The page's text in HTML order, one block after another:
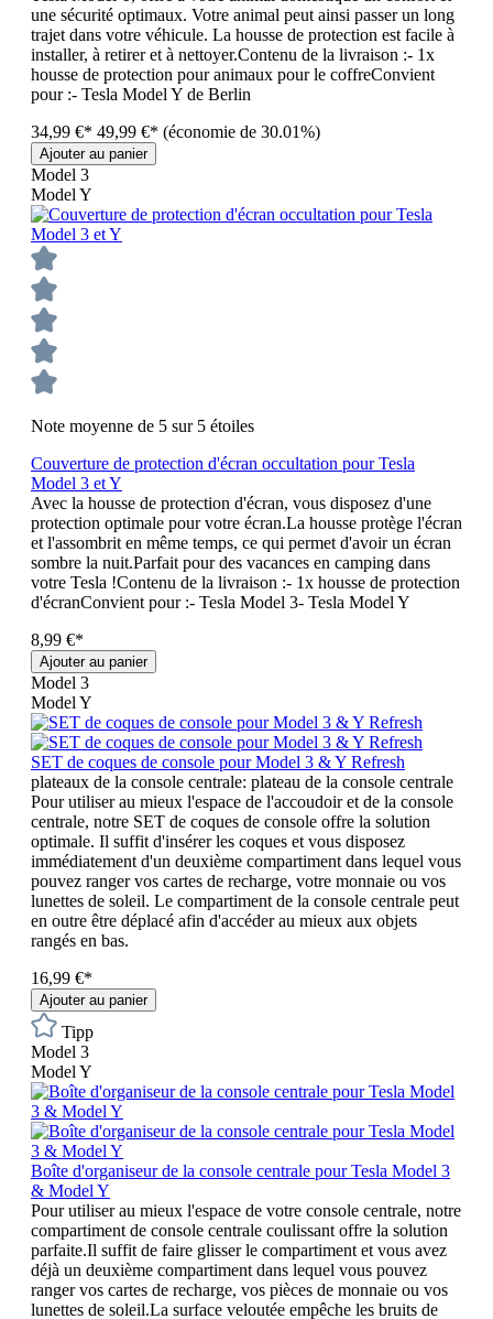
une sécurité optimaux. Votre animal peut ainsi passer un long
trajet dans votre véhicule. La housse de protection est facile à
installer, à retirer et à nettoyer.Contenu de la livraison :- 1x
housse de protection pour animaux pour le coffreConvient
pour :- Tesla Model Y de Berlin
34,99 €* 49,99 €* (économie de 30.01%)
Ajouter au panier
Model 3
Model Y
Note moyenne de 5 sur 5 étoiles
Couverture de protection d'écran occultation pour Tesla
Model 3 et Y
Avec la housse de protection d'écran, vous disposez d'une
protection optimale pour votre écran.La housse protège l'écran
et l'assombrit en même temps, ce qui permet d'avoir un écran
sombre la nuit.Parfait pour des vacances en camping dans
votre Tesla !Contenu de la livraison :- 1x housse de protection
d'écranConvient pour :- Tesla Model 3- Tesla Model Y
8,99 €*
Ajouter au panier
Model 3
Model Y
SET de coques de console pour Model 3 & Y Refresh
plateaux de la console centrale: plateau de la console centrale
Pour utiliser au mieux l'espace de l'accoudoir et de la console
centrale, notre SET de coques de console offre la solution
optimale. Il suffit d'insérer les coques et vous disposez
immédiatement d'un deuxième compartiment dans lequel vous
pouvez ranger vos cartes de recharge, votre monnaie ou vos
lunettes de soleil. Le compartiment de la console centrale peut
en outre être déplacé afin d'accéder au mieux aux objets
rangés en bas.
16,99 €*
Ajouter au panier
Tipp
Model 3
Model Y
Boîte d'organiseur de la console centrale pour Tesla Model 3
& Model Y
Pour utiliser au mieux l'espace de votre console centrale, notre
compartiment de console centrale coulissant offre la solution
parfaite.Il suffit de faire glisser le compartiment et vous avez
déjà un deuxième compartiment dans lequel vous pouvez
ranger vos cartes de recharge, vos pièces de monnaie ou vos
lunettes de soleil.La surface veloutée empêche les bruits de